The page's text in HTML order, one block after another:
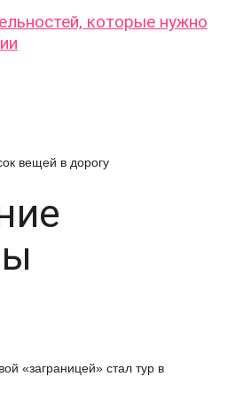
которые нужно
вещей в дорогу
«заграницей» стал тур в